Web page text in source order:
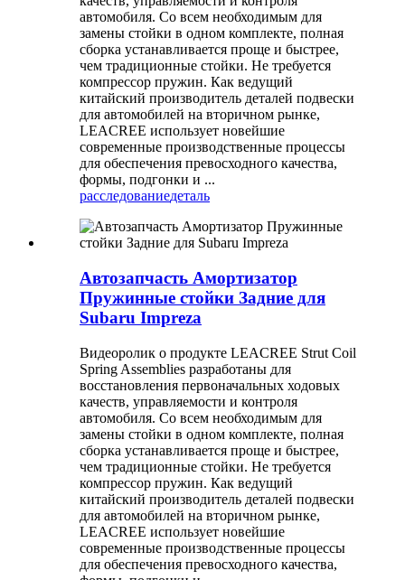
автомобиля. Со всем необходимым для
замены стойки в одном комплекте, полная
сборка устанавливается проще и быстрее,
чем традиционные стойки. Не требуется
компрессор пружин. Как ведущий
китайский производитель деталей подвески
для автомобилей на вторичном рынке,
LEACREE использует новейшие
современные производственные процессы
для обеспечения превосходного качества,
формы, подгонки и ...
расследованиедеталь
Автозапчасть Амортизатор
Пружинные стойки Задние для
Subaru Impreza
Видеоролик о продукте LEACREE Strut Coil
Spring Assemblies разработаны для
восстановления первоначальных ходовых
качеств, управляемости и контроля
автомобиля. Со всем необходимым для
замены стойки в одном комплекте, полная
сборка устанавливается проще и быстрее,
чем традиционные стойки. Не требуется
компрессор пружин. Как ведущий
китайский производитель деталей подвески
для автомобилей на вторичном рынке,
LEACREE использует новейшие
современные производственные процессы
для обеспечения превосходного качества,